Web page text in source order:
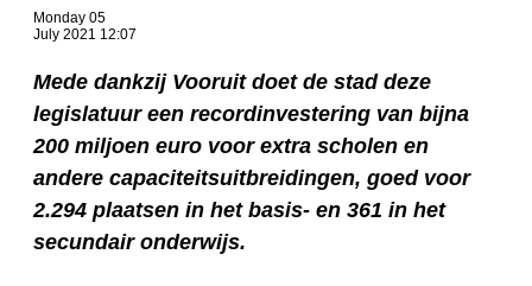
Monday 05
July 2021 12:07
Mede dankzij Vooruit doet de stad deze
legislatuur een recordinvestering van bijna
200 miljoen euro voor extra scholen en
andere capaciteitsuitbreidingen, goed voor
2.294 plaatsen in het basis- en 361 in het
secundair onderwijs.